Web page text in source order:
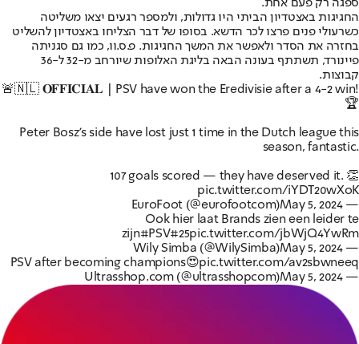
ספגה רק פעם אחת.
החגיגות באצטדיון הביתי היו גדולות, ולמספר רגעים יצאו משליטה
כשרעולי פנים פרצו לכר הדשא. בסופו של דבר הצליחו באצטדיון להשליט
בחזרה את הסדר ולאפשר את המשך החגיגות. פ.ס.וו, כמו גם סגניתה
פיינורד, תשתתף בעונה הבאה בליגת האלופות שיורחב מ-32 ל-36
קבוצות.
🚨🇳🇱 𝐎𝐅𝐅𝐈𝐂𝐈𝐀𝐋 | PSV have won the Eredivisie after a 4-2 win!
🏆
Peter Bosz's side have lost just 1 time in the Dutch league this
season, fantastic.
107 goals scored — they have deserved it. 👏
pic.twitter.com/iYDT20wXoK
— EuroFoot (@eurofootcom)
May 5, 2024
Ook hier laat Brands zien een leider te
zijn#PSV#25pic.twitter.com/jbWjQ4YwRm
— Wily Simba (@WilySimba)
May 5, 2024
PSV after becoming champions😍pic.twitter.com/av2sbwneeq
— Ultrasshop.com (@ultrasshopcom)
May 5, 2024